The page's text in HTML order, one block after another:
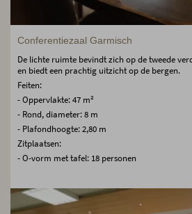
Conferentiezaal Garmisch
De lichte ruimte bevindt zich op de tweede
en biedt een prachtig uitzicht op de bergen.
Feiten:
- Oppervlakte: 47 m²
- Rond, diameter: 8 m
- Plafondhoogte: 2,80 m
Zitplaatsen:
- O-vorm met tafel: 18 personen